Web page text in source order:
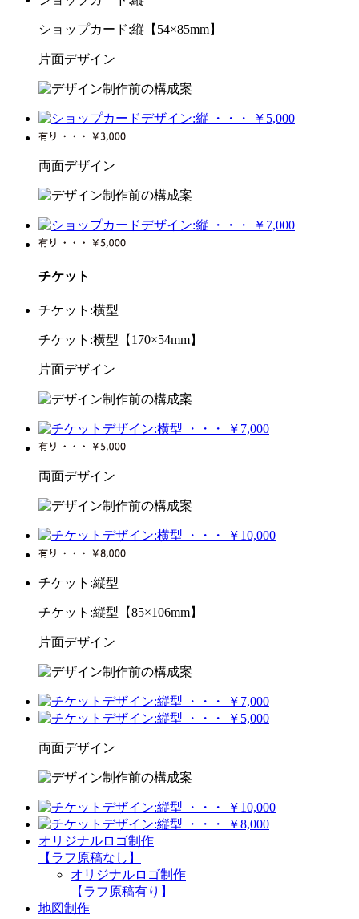
ショップカード:縦【54×85mm】
片面デザイン
両面デザイン
チケット
チケット:横型
チケット:横型【170×54mm】
片面デザイン
両面デザイン
チケット:縦型
チケット:縦型【85×106mm】
片面デザイン
両面デザイン
オリジナルロゴ制作
【ラフ原稿なし】
オリジナルロゴ制作
【ラフ原稿有り】
地図制作